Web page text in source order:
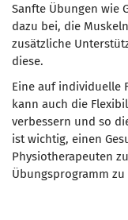
Sanfte Übungen wie
dazu bei, die
zusätzliche
diese.
Eine auf individuelle
kann auch die
verbessern und so
ist wichtig, einen
Physiotherapeuten
Übungsprogramm